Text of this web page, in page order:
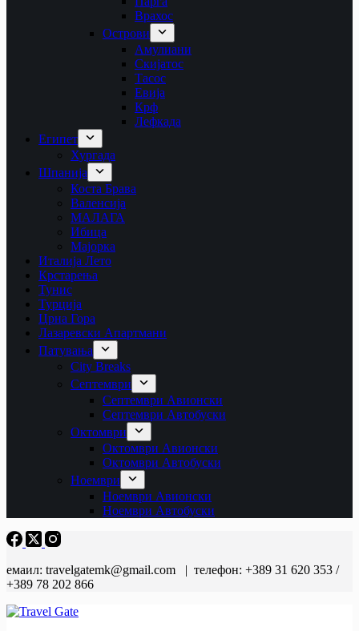
Врахос
Острови
Амулиани
Скијатос
Тасос
Евија
Крф
Лефкада
Египет
Хургада
Шпанија
Коста Брава
Валенсија
МАЛАГА
Ибица
Мајорка
Италија Лето
Крстарења
Тунис
Турција
Црна Гора
Лазаревски Апартмани
Патувања
City Breaks
Септември
Септември Авионски
Септември Автобуски
Октомври
Октомври Авионски
Октомври Автобуски
Ноември
Ноември Авионски
Ноември Автобуски
емаил: travelgatemk@gmail.com | телефон: +389 31 620 353 /
+389 78 202 866